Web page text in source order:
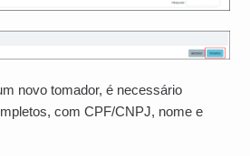
novo tomador, é necessário
com CPF/CNPJ, nome e